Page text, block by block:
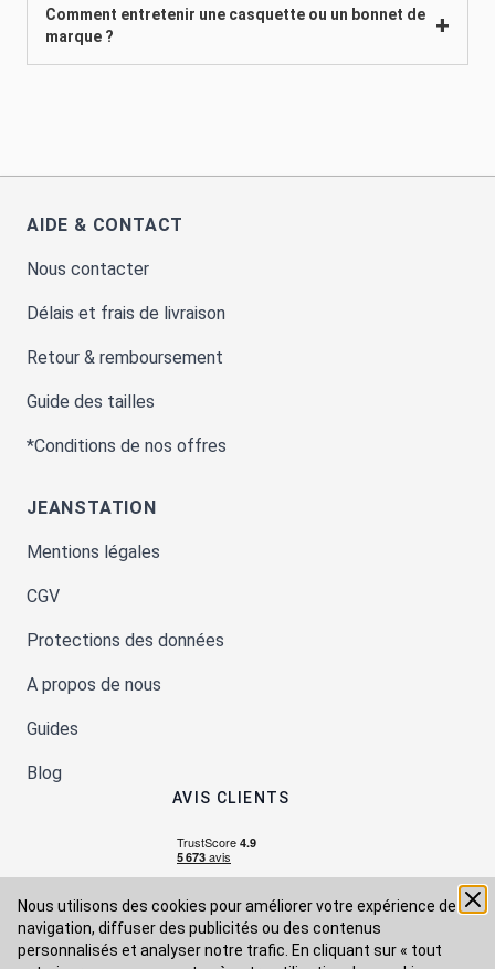
Nous utilisons des cookies pour améliorer votre expérience de
navigation, diffuser des publicités ou des contenus
personnalisés et analyser notre trafic. En cliquant sur « tout
Comment entretenir une casquette ou un bonnet de
marque ?
AIDE & CONTACT
Nous contacter
Délais et frais de livraison
Retour & remboursement
Guide des tailles
*Conditions de nos offres
JEANSTATION
Mentions légales
CGV
Protections des données
A propos de nous
Guides
Blog
AVIS CLIENTS